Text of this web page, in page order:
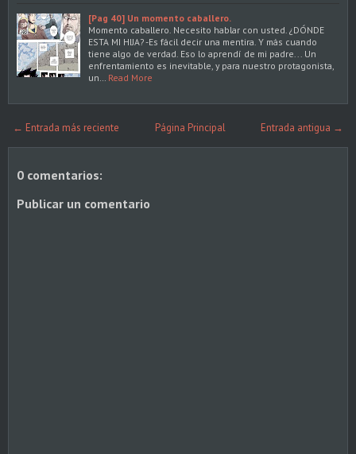
[Pag 40] Un momento caballero.
Momento caballero. Necesito hablar con usted. ¿DÓNDE
ESTA MI HIJA? -Es fácil decir una mentira. Y más cuando
tiene algo de verdad. Eso lo aprendí de mi padre... Un
enfrentamiento es inevitable, y para nuestro protagonista,
un…
Read More
← Entrada más reciente Entrada antigua →
Página Principal
0 comentarios:
Publicar un comentario